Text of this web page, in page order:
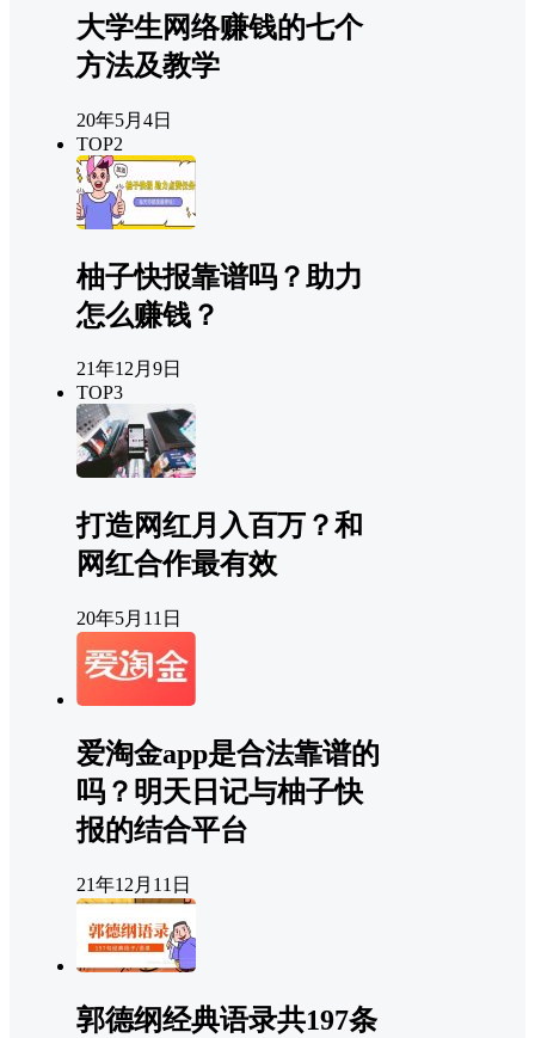
大学生网络赚钱的七个
方法及教学
20年5月4日
TOP2
柚子快报靠谱吗？助力
怎么赚钱？
21年12月9日
TOP3
打造网红月入百万？和
网红合作最有效
20年5月11日
爱淘金app是合法靠谱的
吗？明天日记与柚子快
报的结合平台
21年12月11日
郭德纲经典语录共197条